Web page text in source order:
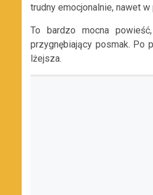
trudny emocjonalnie, nawet
To bardzo mocna
przygnębiający posmak. Po
lżejsza.